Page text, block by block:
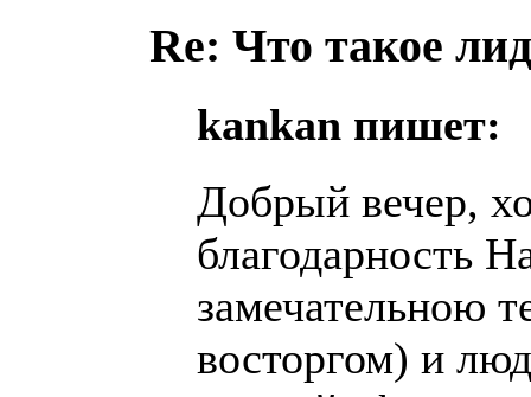
Re: Что такое
kankan пишет:
Добрый вечер,
благодарность
замечательною
восторгом) и